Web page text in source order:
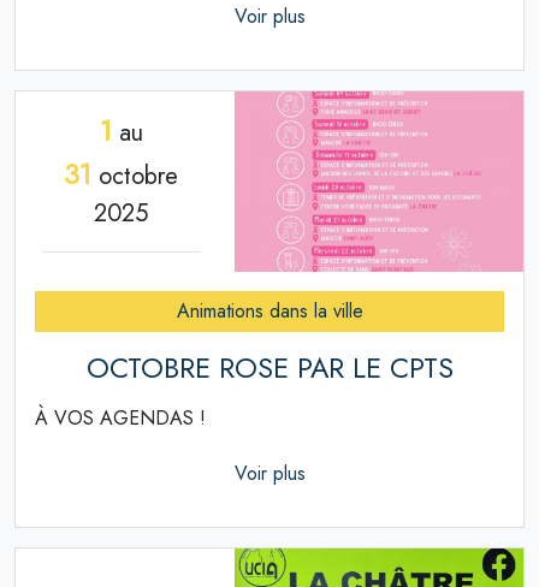
Voir plus
1 au
31 octobre
2025
Animations dans la ville
OCTOBRE ROSE PAR LE CPTS
À VOS AGENDAS !
Voir plus